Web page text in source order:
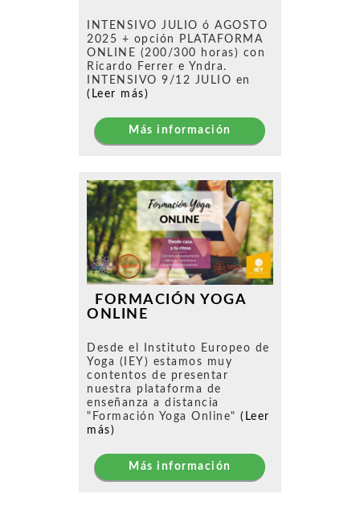
INTENSIVO JULIO ó AGOSTO
2025 + opción PLATAFORMA
ONLINE (200/300 horas) con
Ricardo Ferrer e Yndra.
INTENSIVO 9/12 JULIO en
(Leer más)
Más información
FORMACIÓN YOGA
ONLINE
Desde el Instituto Europeo de
Yoga (IEY) estamos muy
contentos de presentar
nuestra plataforma de
enseñanza a distancia
"Formación Yoga Online" (Leer
más)
Más información